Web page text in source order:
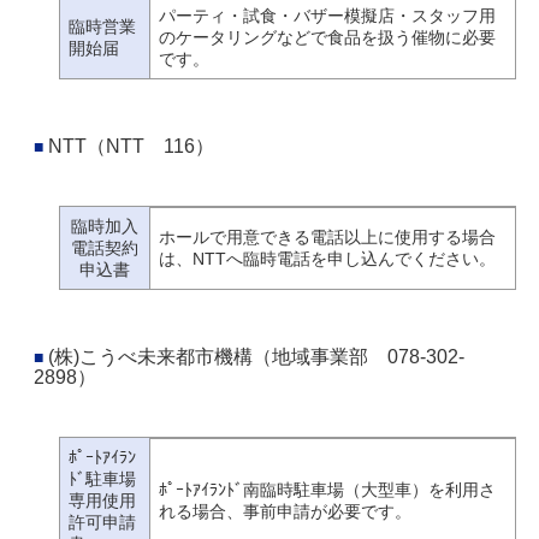
臨時営業
開始届
パーティ・試食・バザー模擬店・スタッフ用
のケータリングなどで食品を扱う催物に必要
です。
NTT（NTT 116）
臨時加入
電話契約
申込書
ホールで用意できる電話以上に使用する場合
は、NTTへ臨時電話を申し込んでください。
(株)こうべ未来都市機構（地域事業部 078-302-
2898）
ﾎﾟｰﾄｱｲﾗﾝ
ﾄﾞ駐車場
専用使用
許可申請
ﾎﾟｰﾄｱｲﾗﾝﾄﾞ南臨時駐車場（大型車）を利用さ
れる場合、事前申請が必要です。